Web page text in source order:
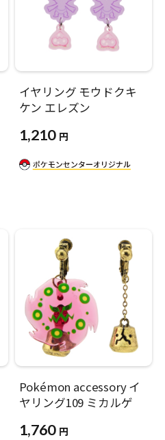
イヤリング モウドクキ
ケン エレズン
1,210 円
Pokémon accessory イ
ヤリング109 ミカルゲ
1,760 円